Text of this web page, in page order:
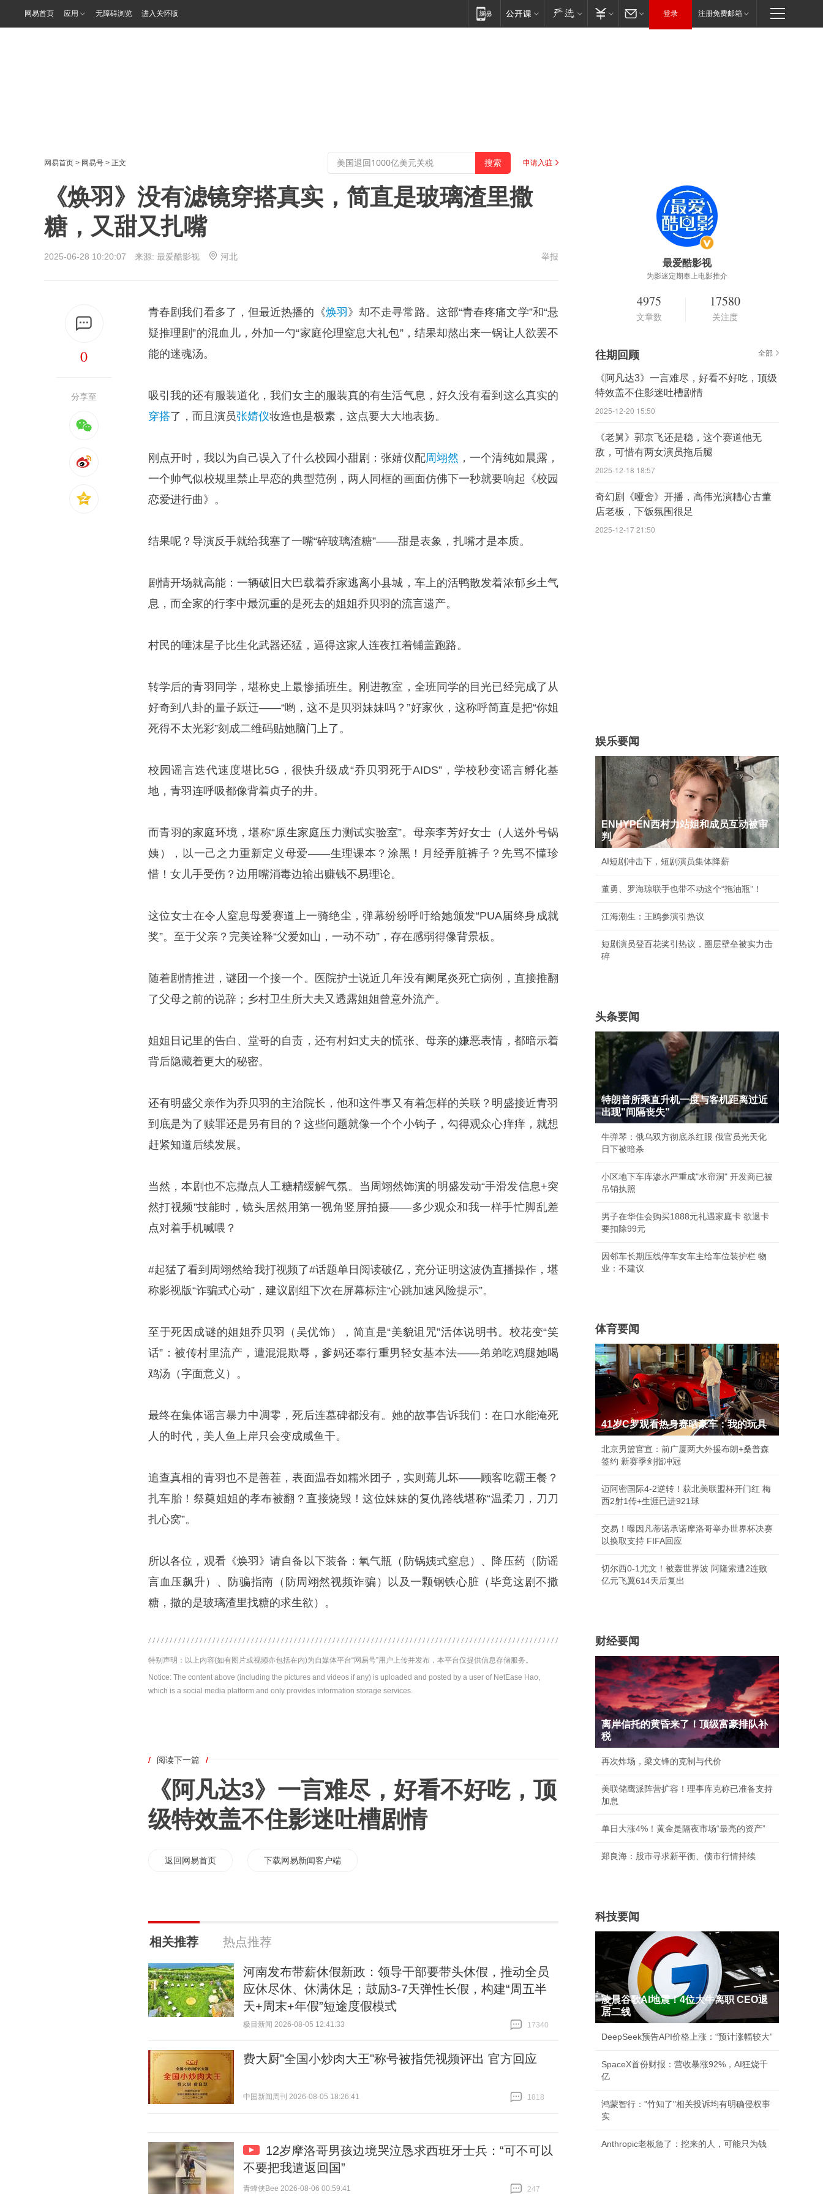
网易首页 应用 无障碍浏览 进入关怀版 登录 注册免费邮箱
网易首页 > 网易号 > 正文 申请入驻
《焕羽》没有滤镜穿搭真实，简直是玻璃渣里撒
糖，又甜又扎嘴
2025-06-28 10:20:07 来源: 最爱酷影视 河北 举报
0
分享至
青春剧我们看多了，但最近热播的《焕羽 》却不走寻常路。这部“青春疼痛文学”和“悬
疑推理剧”的混血儿，外加一勺“家庭伦理窒息大礼包”，结果却熬出来一锅让人欲罢不
能的迷魂汤。
吸引我的还有服装道化，我们女主的服装真的有生活气息，好久没有看到这么真实的
穿搭了，而且演员张婧仪妆造也是极素，这点要大大地表扬。
刚点开时，我以为自己误入了什么校园小甜剧：张婧仪配周翊然 ，一个清纯如晨露，
一个帅气似校规里禁止早恋的典型范例，两人同框的画面仿佛下一秒就要响起《校园
恋爱进行曲》。
结果呢？导演反手就给我塞了一嘴“碎玻璃渣糖”——甜是表象，扎嘴才是本质。
剧情开场就高能：一辆破旧大巴载着乔家逃离小县城，车上的活鸭散发着浓郁乡土气
息，而全家的行李中最沉重的是死去的姐姐乔贝羽的流言遗产。
村民的唾沫星子比生化武器还猛，逼得这家人连夜扛着铺盖跑路。
转学后的青羽同学，堪称史上最惨插班生。刚进教室，全班同学的目光已经完成了从
好奇到八卦的量子跃迁——“哟，这不是贝羽妹妹吗？”好家伙，这称呼简直是把“你姐
死得不太光彩”刻成二维码贴她脑门上了。
校园谣言迭代速度堪比5G，很快升级成“乔贝羽死于AIDS”，学校秒变谣言孵化基
地，青羽连呼吸都像背着贞子的井。
而青羽的家庭环境，堪称“原生家庭压力测试实验室”。母亲李芳好女士（人送外号锅
姨），以一己之力重新定义母爱——生理课本？涂黑！月经弄脏裤子？先骂不懂珍
惜！女儿手受伤？边用嘴消毒边输出赚钱不易理论。
这位女士在令人窒息母爱赛道上一骑绝尘，弹幕纷纷呼吁给她颁发“PUA届终身成就
奖”。至于父亲？完美诠释“父爱如山，一动不动”，存在感弱得像背景板。
随着剧情推进，谜团一个接一个。医院护士说近几年没有阑尾炎死亡病例，直接推翻
了父母之前的说辞；乡村卫生所大夫又透露姐姐曾意外流产。
姐姐日记里的告白、堂哥的自责，还有村妇丈夫的慌张、母亲的嫌恶表情，都暗示着
背后隐藏着更大的秘密。
还有明盛父亲作为乔贝羽的主治院长，他和这件事又有着怎样的关联？明盛接近青羽
到底是为了赎罪还是另有目的？这些问题就像一个个小钩子，勾得观众心痒痒，就想
赶紧知道后续发展。
当然，本剧也不忘撒点人工糖精缓解气氛。当周翊然饰演的明盛发动“手滑发信息+突
然打视频”技能时，镜头居然用第一视角竖屏拍摄——多少观众和我一样手忙脚乱差
点对着手机喊喂？
#起猛了看到周翊然给我打视频了#话题单日阅读破亿，充分证明这波伪直播操作，堪
称影视版“诈骗式心动”，建议剧组下次在屏幕标注“心跳加速风险提示”。
至于死因成谜的姐姐乔贝羽（吴优饰），简直是“美貌诅咒”活体说明书。校花变“笑
话”：被传村里流产，遭混混欺辱，爹妈还奉行重男轻女基本法——弟弟吃鸡腿她喝
鸡汤（字面意义）。
最终在集体谣言暴力中凋零，死后连墓碑都没有。她的故事告诉我们：在口水能淹死
人的时代，美人鱼上岸只会变成咸鱼干。
追查真相的青羽也不是善茬，表面温吞如糯米团子，实则蔫儿坏——顾客吃霸王餐？
扎车胎！祭奠姐姐的孝布被翻？直接烧毁！这位妹妹的复仇路线堪称“温柔刀，刀刀
扎心窝”。
所以各位，观看《焕羽》请自备以下装备：氧气瓶（防锅姨式窒息）、降压药（防谣
言血压飙升）、防骗指南（防周翊然视频诈骗）以及一颗钢铁心脏（毕竟这剧不撒
糖，撒的是玻璃渣里找糖的求生欲）。
特别声明：以上内容(如有图片或视频亦包括在内)为自媒体平台“网易号”用户上传并发布，本平台仅提供信息存储服务。
Notice: The content above (including the pictures and videos if any) is uploaded and posted by a user of NetEase Hao,
which is a social media platform and only provides information storage services.
/ 阅读下一篇 /
《阿凡达3》一言难尽，好看不好吃，顶
级特效盖不住影迷吐槽剧情
返回网易首页 下载网易新闻客户端
相关推荐 热点推荐
河南发布带薪休假新政：领导干部要带头休假，推动全员
应休尽休、休满休足；鼓励3-7天弹性长假，构建“周五半
天+周末+年假”短途度假模式
极目新闻 2026-08-05 12:41:33
17340
费大厨"全国小炒肉大王"称号被指凭视频评出 官方回应
中国新闻周刊 2026-08-05 18:26:41
1818
12岁摩洛哥男孩边境哭泣恳求西班牙士兵：“可不可以
不要把我遣返回国”
青蜂侠Bee 2026-08-06 00:59:41 247
最爱酷影视
为影迷定期奉上电影推介
4975
文章数
17580
关注度
往期回顾 全部
《阿凡达3》一言难尽，好看不好吃，顶级
特效盖不住影迷吐槽剧情
2025-12-20 15:50
《老舅》郭京飞还是稳，这个赛道他无
敌，可惜有两女演员拖后腿
2025-12-18 18:57
奇幻剧《哑舍》开播，高伟光演糟心古董
店老板，下饭氛围很足
2025-12-17 21:50
娱乐要闻
ENHYPEN西村力站姐和成员互动被审
判
AI短剧冲击下，短剧演员集体降薪
董勇、罗海琼联手也带不动这个“拖油瓶”！
江海潮生：王鸥参演引热议
短剧演员登百花奖引热议，圈层壁垒被实力击
碎
头条要闻
特朗普所乘直升机一度与客机距离过近
出现"间隔丧失"
牛弹琴：俄乌双方彻底杀红眼 俄官员光天化
日下被暗杀
小区地下车库渗水严重成"水帘洞" 开发商已被
吊销执照
男子在华住会购买1888元礼遇家庭卡 欲退卡
要扣除99元
因邻车长期压线停车女车主给车位装护栏 物
业：不建议
体育要闻
41岁C罗观看热身赛晒豪车：我的玩具
北京男篮官宣：前广厦两大外援布朗+桑普森
签约 新赛季剑指冲冠
迈阿密国际4-2逆转！获北美联盟杯开门红 梅
西2射1传+生涯已进921球
交易！曝因凡蒂诺承诺摩洛哥举办世界杯决赛
以换取支持 FIFA回应
切尔西0-1尤文！被轰世界波 阿隆索遭2连败
亿元飞翼614天后复出
财经要闻
离岸信托的黄昏来了！顶级富豪排队补
税
再次炸场，梁文锋的克制与代价
美联储鹰派阵营扩容！理事库克称已准备支持
加息
单日大涨4%！黄金是隔夜市场“最亮的资产”
郑良海：股市寻求新平衡、债市行情持续
科技要闻
凌晨谷歌AI地震！4位大牛离职 CEO退
居二线
DeepSeek预告API价格上涨：“预计涨幅较大”
SpaceX首份财报：营收暴涨92%，AI狂烧千
亿
鸿蒙智行："竹知了"相关投诉均有明确侵权事
实
Anthropic老板急了：挖来的人，可能只为钱